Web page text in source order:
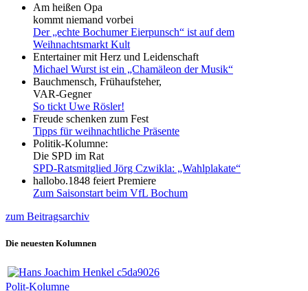
Am heißen Opa
kommt niemand vorbei
Der „echte Bochumer Eierpunsch“ ist auf dem
Weihnachtsmarkt Kult
Entertainer mit Herz und Leidenschaft
Michael Wurst ist ein „Chamäleon der Musik“
Bauchmensch, Frühaufsteher,
VAR-Gegner
So tickt Uwe Rösler!
Freude schenken zum Fest
Tipps für weihnachtliche Präsente
Politik-Kolumne:
Die SPD im Rat
SPD-Ratsmitglied Jörg Czwikla: „Wahlplakate“
hallobo.1848 feiert Premiere
Zum Saisonstart beim VfL Bochum
zum Beitragsarchiv
Die neuesten Kolumnen
Polit-Kolumne